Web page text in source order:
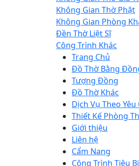
Không Gian Thờ Phật
Không Gian Phòng
Đền Thờ Liệt Sĩ
Công Trình Khác
Trang Chủ
Đồ Thờ Bằng
Tượng Đồng
Đồ Thờ Khác
Dịch Vụ Theo Yêu
Thiết Kế Phòng
Giới thiệu
Liên hệ
Cẩm Nang
Công Trình Tiêu